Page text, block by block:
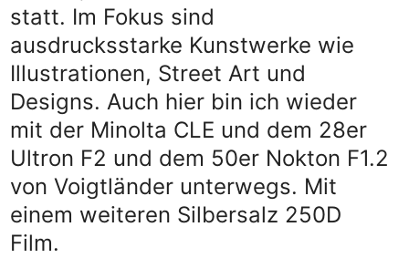
statt. Im Fokus sind
ausdrucksstarke Kunstwerke wie
Illustrationen, Street Art und
Designs. Auch hier bin ich wieder
mit der Minolta CLE und dem 28er
Ultron F2 und dem 50er Nokton F1.2
von Voigtländer unterwegs. Mit
einem weiteren Silbersalz 250D
Film.